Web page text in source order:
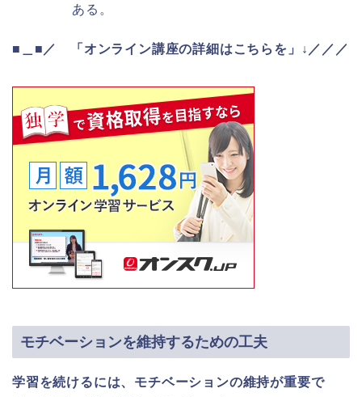
ある。
■＿■／ 「オンライン講座の詳細はこちらを」↓／／／
モチベーションを維持するための工夫
学習を続けるには、モチベーションの維持が重要で